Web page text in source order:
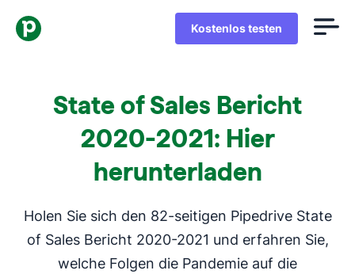
Kostenlos testen
State of Sales Bericht
2020-2021: Hier
herunterladen
Holen Sie sich den 82-seitigen Pipedrive State
of Sales Bericht 2020-2021 und erfahren Sie,
welche Folgen die Pandemie auf die